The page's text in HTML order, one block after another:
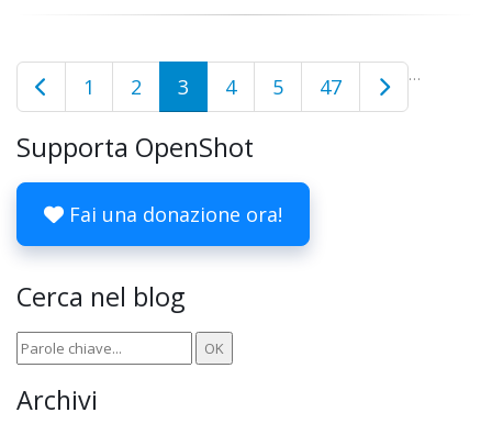
1 2 3 4 5 …
47
Supporta OpenShot
Fai una donazione ora!
Cerca nel blog
Archivi